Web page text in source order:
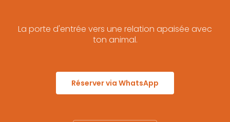
La porte d'entrée vers une relation apaisée avec
ton animal.
Réserver via WhatsApp